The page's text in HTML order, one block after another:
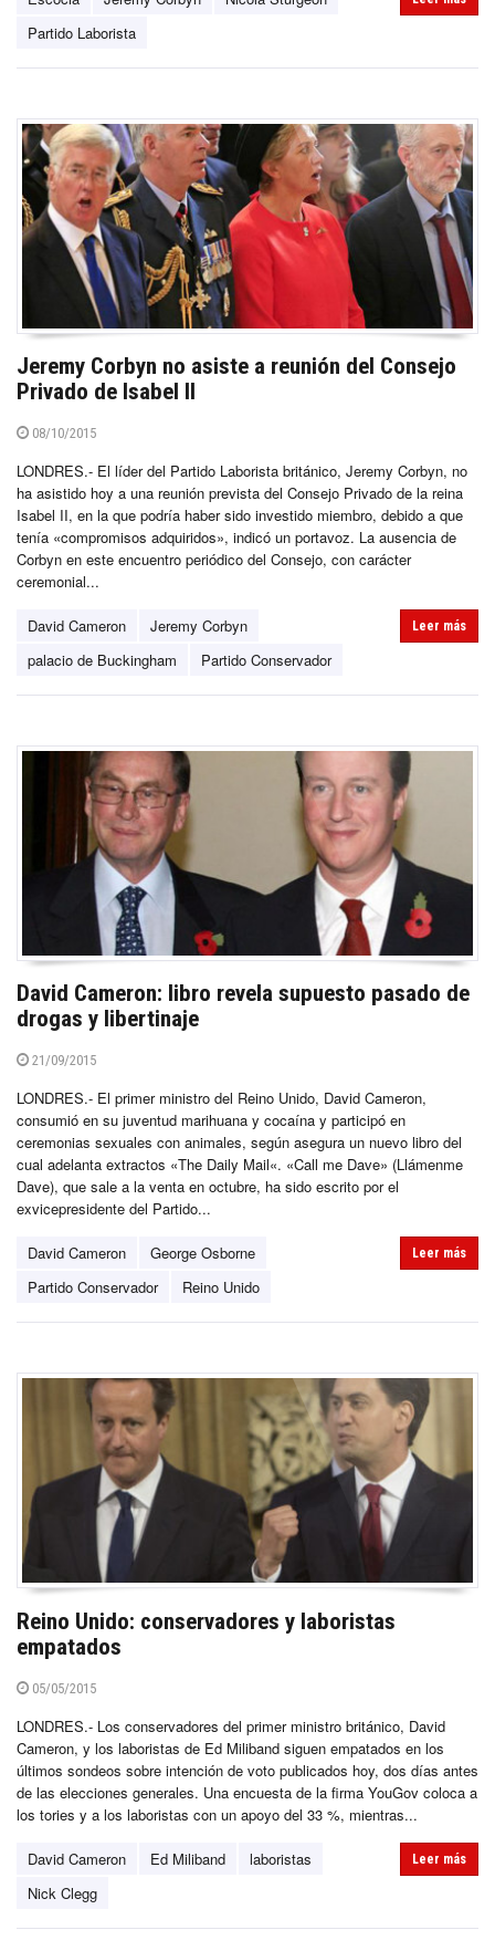
Partido Laborista
Jeremy Corbyn no asiste a reunión del Consejo
Privado de Isabel II
08/10/2015
LONDRES.- El líder del Partido Laborista británico, Jeremy Corbyn, no
ha asistido hoy a una reunión prevista del Consejo Privado de la reina
Isabel II, en la que podría haber sido investido miembro, debido a que
tenía «compromisos adquiridos», indicó un portavoz. La ausencia de
Corbyn en este encuentro periódico del Consejo, con carácter
ceremonial...
David Cameron
Jeremy Corbyn
palacio de Buckingham
Partido Conservador
Leer más
David Cameron: libro revela supuesto pasado de
drogas y libertinaje
21/09/2015
LONDRES.- El primer ministro del Reino Unido, David Cameron,
consumió en su juventud marihuana y cocaína y participó en
ceremonias sexuales con animales, según asegura un nuevo libro del
cual adelanta extractos «The Daily Mail«. «Call me Dave» (Llámenme
Dave), que sale a la venta en octubre, ha sido escrito por el
exvicepresidente del Partido...
David Cameron
George Osborne
Partido Conservador
Reino Unido
Leer más
Reino Unido: conservadores y laboristas
empatados
05/05/2015
LONDRES.- Los conservadores del primer ministro británico, David
Cameron, y los laboristas de Ed Miliband siguen empatados en los
últimos sondeos sobre intención de voto publicados hoy, dos días antes
de las elecciones generales. Una encuesta de la firma YouGov coloca a
los tories y a los laboristas con un apoyo del 33 %, mientras...
David Cameron Ed Miliband
laboristas
Nick Clegg
Leer más